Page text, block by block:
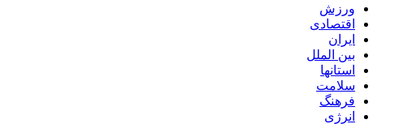
ورزش
اقتصادی
ایران
بین الملل
استانها
سلامت
فرهنگ
انرژی